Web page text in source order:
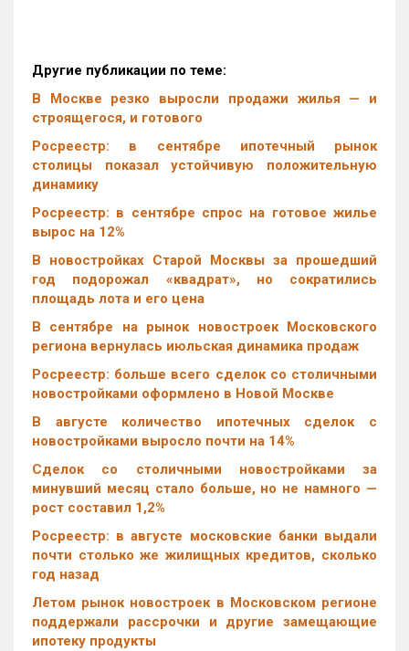
Другие публикации по теме:
В Москве резко выросли продажи жилья — и
строящегося, и готового
Росреестр: в сентябре ипотечный рынок
столицы показал устойчивую положительную
динамику
Росреестр: в сентябре спрос на готовое жилье
вырос на 12%
В новостройках Старой Москвы за прошедший
год подорожал «квадрат», но сократились
площадь лота и его цена
В сентябре на рынок новостроек Московского
региона вернулась июльская динамика продаж
Росреестр: больше всего сделок со столичными
новостройками оформлено в Новой Москве
В августе количество ипотечных сделок с
новостройками выросло почти на 14%
Cделок со столичными новостройками за
минувший месяц стало больше, но не намного —
рост составил 1,2%
Росреестр: в августе московские банки выдали
почти столько же жилищных кредитов, сколько
год назад
Летом рынок новостроек в Московском регионе
поддержали рассрочки и другие замещающие
ипотеку продукты